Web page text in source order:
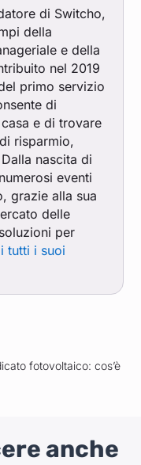
di Switcho,
della
e della
nel 2019
primo servizio
di
e di trovare
risparmio,
nascita di
eventi
grazie alla sua
delle
per
tutti i suoi
fotovoltaico: cos’è
anche